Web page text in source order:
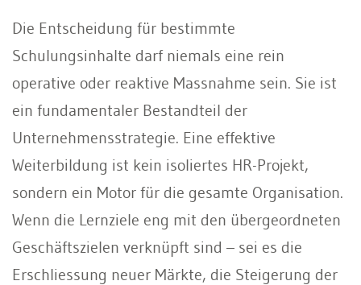
Die Entscheidung für bestimmte
Schulungsinhalte darf niemals eine rein
operative oder reaktive Massnahme sein. Sie ist
ein fundamentaler Bestandteil der
Unternehmensstrategie. Eine effektive
Weiterbildung ist kein isoliertes HR-Projekt,
sondern ein Motor für die gesamte Organisation.
Wenn die Lernziele eng mit den übergeordneten
Geschäftszielen verknüpft sind – sei es die
Erschliessung neuer Märkte, die Steigerung der